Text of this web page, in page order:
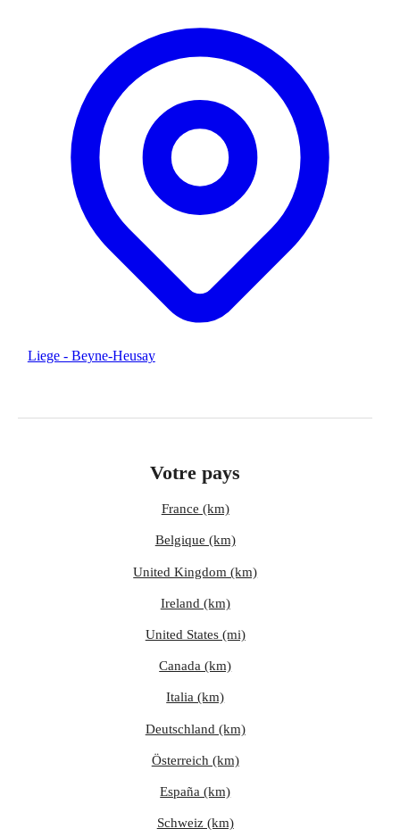
Liege - Beyne-Heusay
Votre pays
France (km)
Belgique (km)
United Kingdom (km)
Ireland (km)
United States (mi)
Canada (km)
Italia (km)
Deutschland (km)
Österreich (km)
España (km)
Schweiz (km)